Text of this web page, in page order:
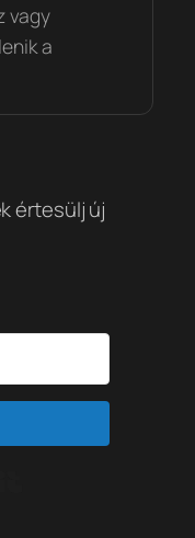
vagy
a
értesülj új